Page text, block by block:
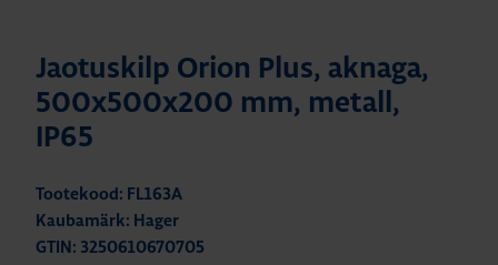
Jaotuskilp Orion Plus, aknaga,
500x500x200 mm, metall,
IP65
Tootekood: FL163A
Kaubamärk: Hager
GTIN: 3250610670705